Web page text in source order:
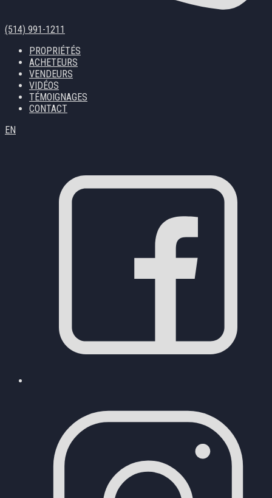
(514) 991-1211
PROPRIÉTÉS
ACHETEURS
VENDEURS
VIDÉOS
TÉMOIGNAGES
CONTACT
EN